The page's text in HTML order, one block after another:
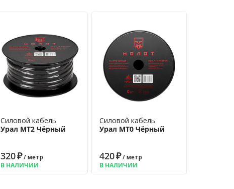
Силовой кабель
Урал МТ2 Чёрный
320₽/ метр
В НАЛИЧИИ
Силовой кабель
Урал МТ0 Чёрный
420₽/ метр
В НАЛИЧИИ